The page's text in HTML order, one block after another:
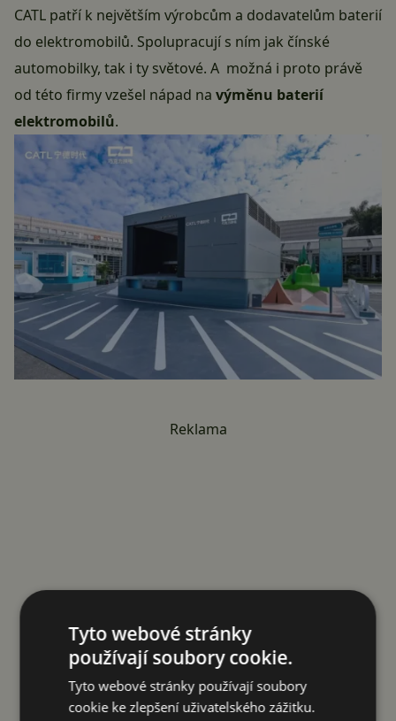
CATL patří k největším výrobcům a dodavatelům baterií
do elektromobilů. Spolupracují s ním jak čínské
automobilky, tak i ty světové. A možná i proto právě
od této firmy vzešel nápad na výměnu baterií
elektromobilů.
Reklama
Tyto webové stránky
používají soubory cookie.
Tyto webové stránky používají soubory
cookie ke zlepšení uživatelského zážitku.